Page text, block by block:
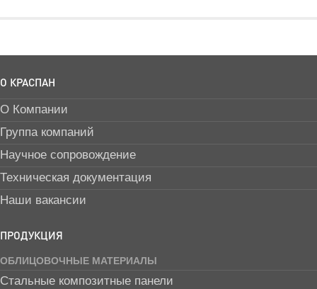
О КРАСПАН
О Компании
Группа компаний
Научное сопровождение
Техническая документация
Наши вакансии
ПРОДУКЦИЯ
ОБЛИЦОВОЧНЫЕ МАТЕРИАЛЫ
Стальные композитные панели